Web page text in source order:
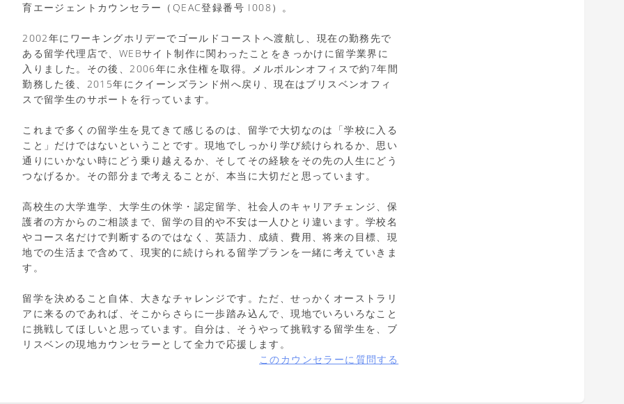
育エージェントカウンセラー（QEAC登録番号 I008）。
2002年にワーキングホリデーでゴールドコーストへ渡航し、現在の勤務先で
ある留学代理店で、WEBサイト制作に関わったことをきっかけに留学業界に
入りました。その後、2006年に永住権を取得。メルボルンオフィスで約7年間
勤務した後、2015年にクイーンズランド州へ戻り、現在はブリスベンオフィ
スで留学生のサポートを行っています。
これまで多くの留学生を見てきて感じるのは、留学で大切なのは「学校に入る
こと」だけではないということです。現地でしっかり学び続けられるか、思い
通りにいかない時にどう乗り越えるか、そしてその経験をその先の人生にどう
つなげるか。その部分まで考えることが、本当に大切だと思っています。
高校生の大学進学、大学生の休学・認定留学、社会人のキャリアチェンジ、保
護者の方からのご相談まで、留学の目的や不安は一人ひとり違います。学校名
やコース名だけで判断するのではなく、英語力、成績、費用、将来の目標、現
地での生活まで含めて、現実的に続けられる留学プランを一緒に考えていきま
す。
留学を決めること自体、大きなチャレンジです。ただ、せっかくオーストラリ
アに来るのであれば、そこからさらに一歩踏み込んで、現地でいろいろなこと
に挑戦してほしいと思っています。自分は、そうやって挑戦する留学生を、ブ
リスベンの現地カウンセラーとして全力で応援します。
このカウンセラーに質問する